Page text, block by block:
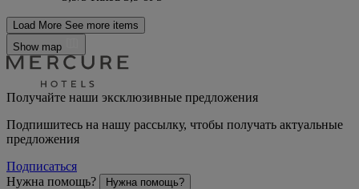
Load More See more items
Show map
Получайте наши эксклюзивные предложения
Подпишитесь на нашу рассылку, чтобы получать актуальные
предложения
Подписаться
Нужна помощь?
Нужна помощь?